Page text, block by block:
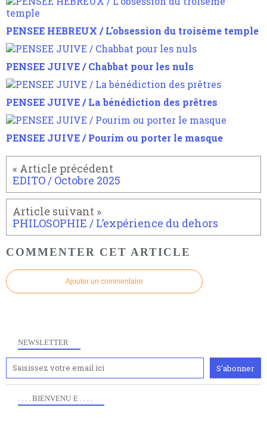
PENSEE HEBREUX / L'obsession du troisème temple
PENSEE JUIVE / Chabbat pour les nuls
PENSEE JUIVE / La bénédiction des prêtres
PENSEE JUIVE / Pourim ou porter le masque
EDITO / Octobre 2025
PHILOSOPHIE / L’expérience du dehors
COMMENTER CET ARTICLE
Ajouter un commentaire
NEWSLETTER
. . . . BIENVENU·E . . . .